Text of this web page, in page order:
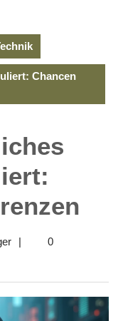
Chancen
Science
|
0